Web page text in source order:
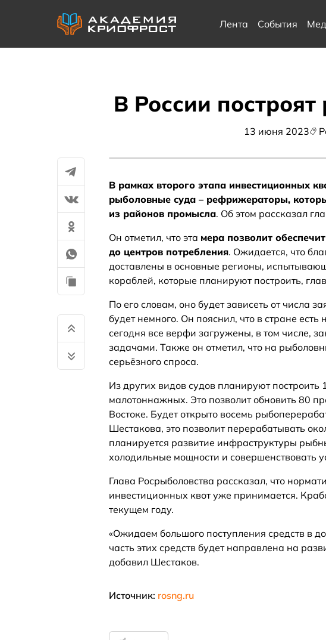
Лента События
В России
13 июня 2023
В рамках второго этапа инвестиционных
рыболовные суда – рефрижераторы,
из районов промысла. Об этом рассказал
Он отметил, что эта мера позволит
до центров потребления. Ожидается, что
доставлены в основные регионы,
кораблей, которые планируют построить,
По его словам, оно будет зависеть от числа
будет немного. Он пояснил, что в стране
сегодня все верфи загружены, в том числе,
задачами. Также он отметил, что на
серьёзного спроса.
Из других видов судов планируют
малотоннажных. Это позволит обновить 80
Востоке. Будет открыто восемь
Шестакова, это позволит перерабатывать
планируется развитие инфраструктуры
холодильные мощности и совершенствовать
Глава Росрыболовства рассказал, что
инвестиционных квот уже принимается.
текущем году.
«Ожидаем большого поступления средств в
часть этих средств будет направлена на
добавил Шестаков.
Источник: rosng.ru